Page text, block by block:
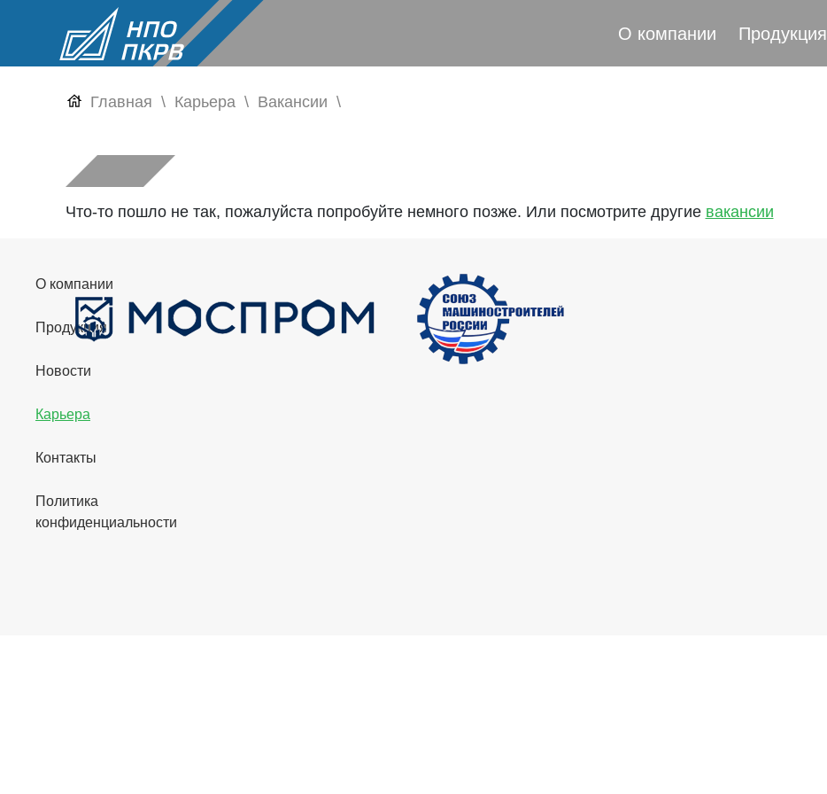
О компании Продукция
Главная Карьера Вакансии
Что-то пошло не так, пожалуйста попробуйте немного позже. Или посмотрите другие вакансии
О компании
Продукция
Новости
Карьера
Контакты
Политика
конфиденциальности